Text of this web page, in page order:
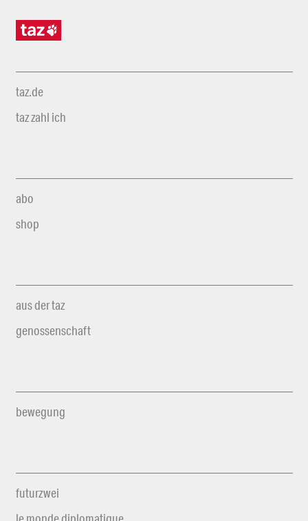
taz.de
taz zahl ich
abo
shop
aus der taz
genossenschaft
bewegung
futurzwei